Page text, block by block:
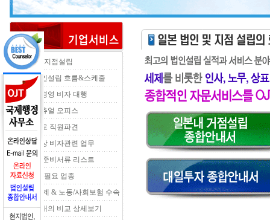
법인 및 지점설립
일본법인설립 흐름&스케줄
투자ㆍ경영 비자 대행
OJT 버츄얼 오피스
일본으로 직원파견
기업대상 비자관련 업무
입국전 준비서류 리스트
인/허가 필요 업종
세무/회계 & 노동/사회보험 수속
거점형태의 비교 상세보기